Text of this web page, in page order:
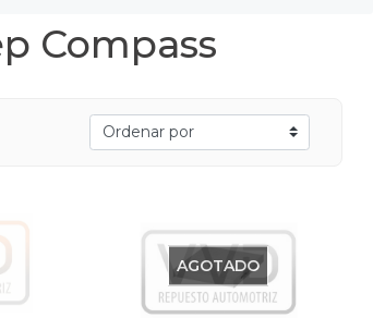
Compass
AGOTADO